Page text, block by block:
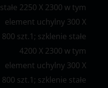
stałe 2250 X 2300 w tym
element uchylny 300 X
800 szt.1; szklenie stałe
4200 X 2300 w tym
element uchylny 300 X
800 szt.1; szklenie stałe